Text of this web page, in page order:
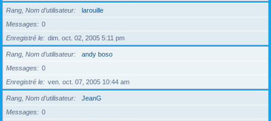
Rang, Nom d’utilisateur
larouille
Messages
0
Enregistré le
dim. oct. 02, 2005 5:11 pm
Rang, Nom d’utilisateur
andy boso
Messages
0
Enregistré le
ven. oct. 07, 2005 10:44 am
Rang, Nom d’utilisateur
JeanG
Messages
0